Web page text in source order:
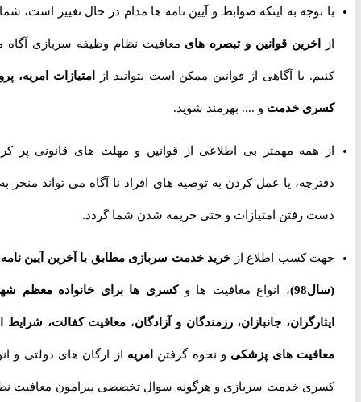
با توجه به اینکه ضوابط و آیین نامه ها مدام در حال تغییر است، شما را
اخرین قوانین و تبصره هایمعافیت نظام وظیفه سربازی آگاه می
کنیم. با آگاهی از قوانین ممکن است بتوانید ازامتیازات امریه، پروژه
کسری خدمتو .... بهرمند شوید.
از همه مهمتر بی اطلاعی از قوانین و مهلت های قانونی پر کردن
دفترچه، یا عمل کردن به توصیه های افراد نا آگاه می تواند منجر به از
دست رفتن امتیازات و حتی جریمه شدن شما گردد.
جهت کسب اطلاع ازخرید خدمت سربازی مطابق با آخرین آیین نامه ها
(سال98) ، انواع معافیت ها و کسری ها برای خانواده معظم شهدا،
ایثارگران، جانبازان، رزمندگان و آزادگان،معافیت کفالت، شرایط اخذ
معافیت های پزشکیو نحوه گرفتن امریهاز ارگان های دولتی و انواع
کسری خدمت سربازی و هرگونه سوال تخصصی پیرامون معافیت نظام